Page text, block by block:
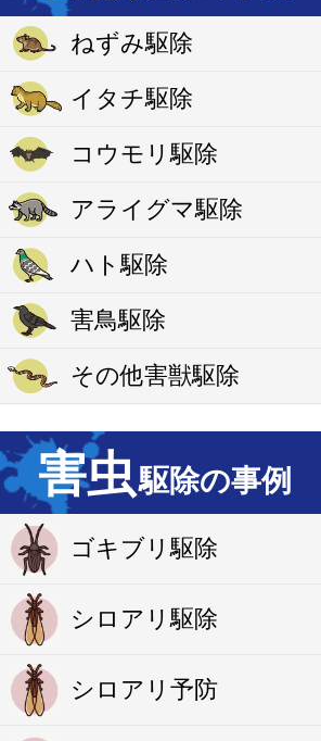
ねずみ駆除
イタチ駆除
コウモリ駆除
アライグマ駆除
ハト駆除
害鳥駆除
その他害獣駆除
害虫駆除の事例
ゴキブリ駆除
シロアリ駆除
シロアリ予防